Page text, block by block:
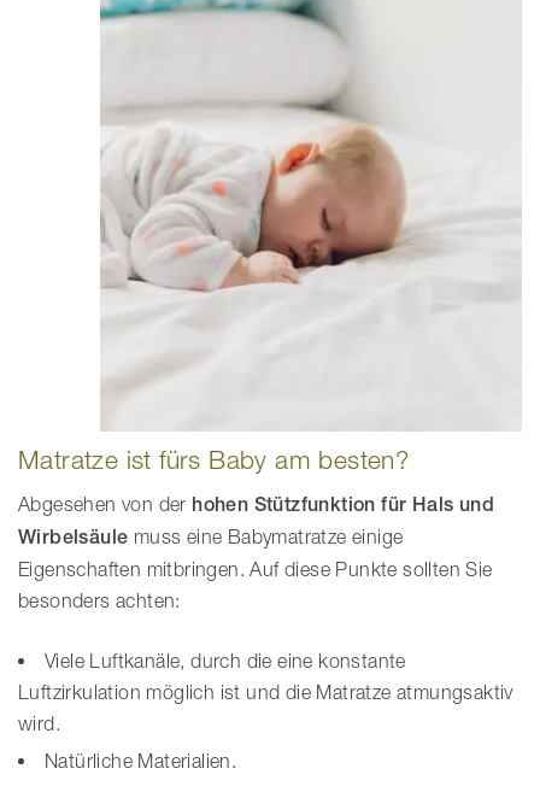
Matratze ist fürs Baby am besten?
Abgesehen von der hohen Stützfunktion für Hals und
Wirbelsäule muss eine Babymatratze einige
Eigenschaften mitbringen. Auf diese Punkte sollten Sie
besonders achten:
Viele Luftkanäle, durch die eine konstante
Luftzirkulation möglich ist und die Matratze atmungsaktiv
wird.
Natürliche Materialien.